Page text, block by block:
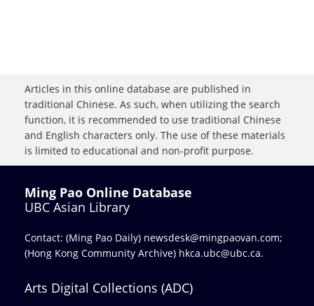
Articles in this online database are published in
traditional Chinese. As such, when utilizing the search
function, it is recommended to use traditional Chinese
and English characters only. The use of these materials
is limited to educational and non-profit purpose.
Ming Pao Online Database
UBC Asian Library
Contact: (Ming Pao Daily) newsdesk@mingpaovan.com;
(Hong Kong Community Archive) hkca.ubc@ubc.ca.
Arts Digital Collections (ADC)